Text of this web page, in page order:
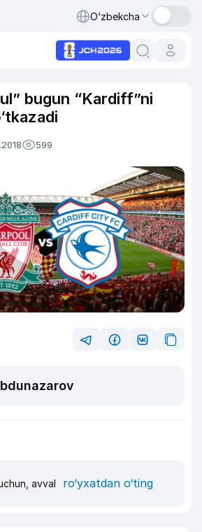
O‘zbekcha
bugun “Kardiff”ni
599
avval ro‘yxatdan o‘ting